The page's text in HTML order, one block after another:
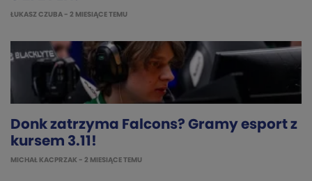
ŁUKASZ CZUBA - 2 MIESIĄCE TEMU
Donk zatrzyma Falcons? Gramy esport z
kursem 3.11!
MICHAŁ KACPRZAK - 2 MIESIĄCE TEMU